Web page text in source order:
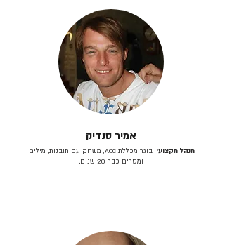
אמיר סנדיק
מנהל מקצועי
, בוגר מכללת ACC, משחק עם תובנות, מילים
ומסרים כבר 20 שנים.